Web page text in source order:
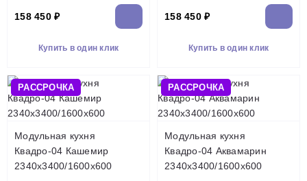
158 450 ₽
Купить в один клик
158 450 ₽
Купить в один клик
РАССРОЧКА
Модульная кухня
Квадро-04 Кашемир
2340х3400/1600х600
РАССРОЧКА
Модульная кухня
Квадро-04 Аквамарин
2340х3400/1600х600